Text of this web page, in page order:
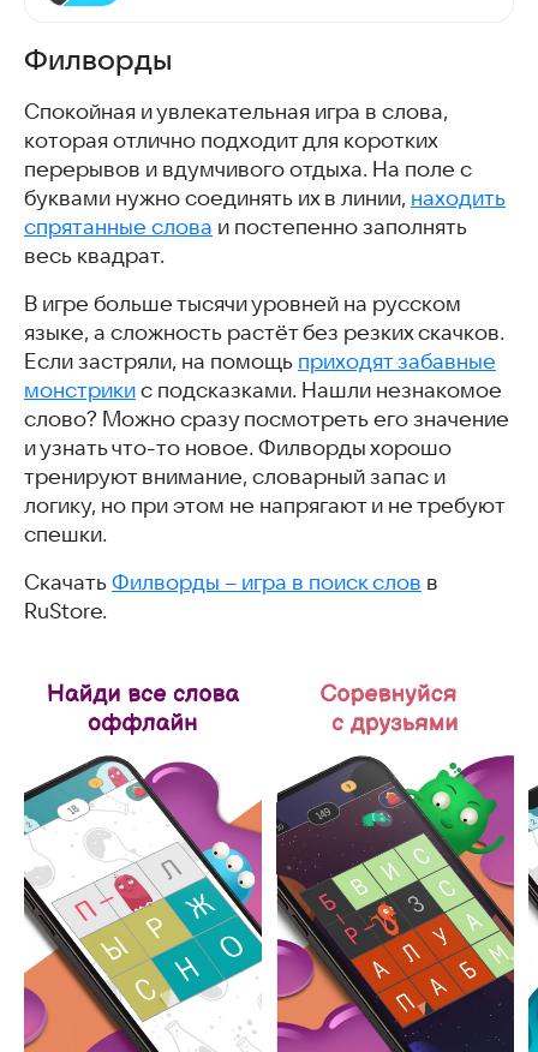
Филворды
Спокойная и увлекательная игра в слова,
которая отлично подходит для коротких
перерывов и вдумчивого отдыха. На поле с
буквами нужно соединять их в линии, находить
спрятанные слова и постепенно заполнять
весь квадрат.
В игре больше тысячи уровней на русском
языке, а сложность растёт без резких скачков.
Если застряли, на помощь приходят забавные
монстрики с подсказками. Нашли незнакомое
слово? Можно сразу посмотреть его значение
и узнать что-то новое. Филворды хорошо
тренируют внимание, словарный запас и
логику, но при этом не напрягают и не требуют
спешки.
Скачать Филворды – игра в поиск слов в
RuStore.